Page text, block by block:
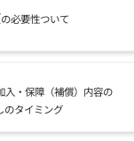
の必要性ついて
入・保障（補償）内容の
のタイミング